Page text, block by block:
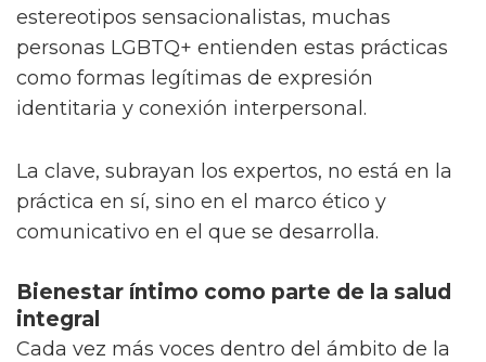
estereotipos sensacionalistas, muchas
personas LGBTQ+ entienden estas prácticas
como formas legítimas de expresión
identitaria y conexión interpersonal.
La clave, subrayan los expertos, no está en la
práctica en sí, sino en el marco ético y
comunicativo en el que se desarrolla.
Bienestar íntimo como parte de la salud
integral
Cada vez más voces dentro del ámbito de la